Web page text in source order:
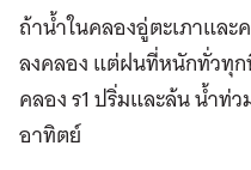
ถ้าน้ำในคลองอู่ตะเภาและ
ลงคลอง แต่ฝนที่หนักทั่วทุ
คลอง ร1 ปริ่มและล้น น้ำท่
อาทิตย์